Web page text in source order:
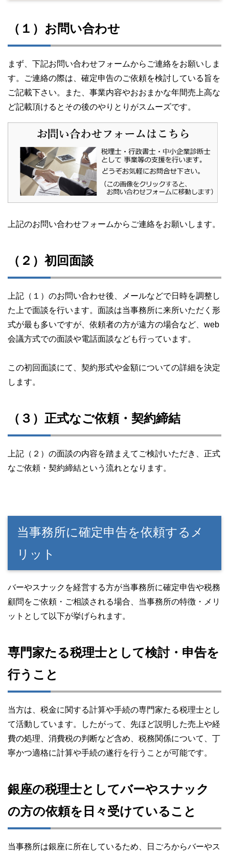
（１）お問い合わせ
まず、下記お問い合わせフォームからご連絡をお願いしま
す。ご連絡の際は、確定申告のご依頼を検討している旨を
ご記載下さい。また、事業内容やおおまかな年間売上高な
ど記載頂けるとその後のやりとりがスムーズです。
上記のお問い合わせフォームからご連絡をお願いします。
（２）初回面談
上記（１）のお問い合わせ後、メールなどで日時を調整し
た上で面談を行います。面談は当事務所に来所いただく形
式が最も多いですが、依頼者の方が遠方の場合など、web
会議方式での面談や電話面談なども行っています。
この初回面談にて、契約形式や金額についての詳細を決定
します。
（３）正式なご依頼・契約締結
上記（２）の面談の内容を踏まえてご検討いただき、正式
なご依頼・契約締結という流れとなります。
当事務所に確定申告を依頼するメ
リット
バーやスナックを経営する方が当事務所に確定申告や税務
顧問をご依頼・ご相談される場合、当事務所の特徴・メリ
ットとして以下が挙げられます。
専門家たる税理士として検討・申告を
行うこと
当方は、税金に関する計算や手続の専門家たる税理士とし
て活動しています。したがって、先ほど説明した売上や経
費の処理、消費税の判断など含め、税務関係について、丁
寧かつ適格に計算や手続の遂行を行うことが可能です。
銀座の税理士としてバーやスナック
の方の依頼を日々受けていること
当事務所は銀座に所在しているため、日ごろからバーやス